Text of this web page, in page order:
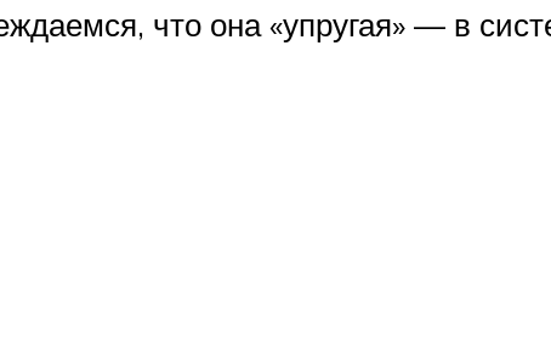
что она «упругая» — в